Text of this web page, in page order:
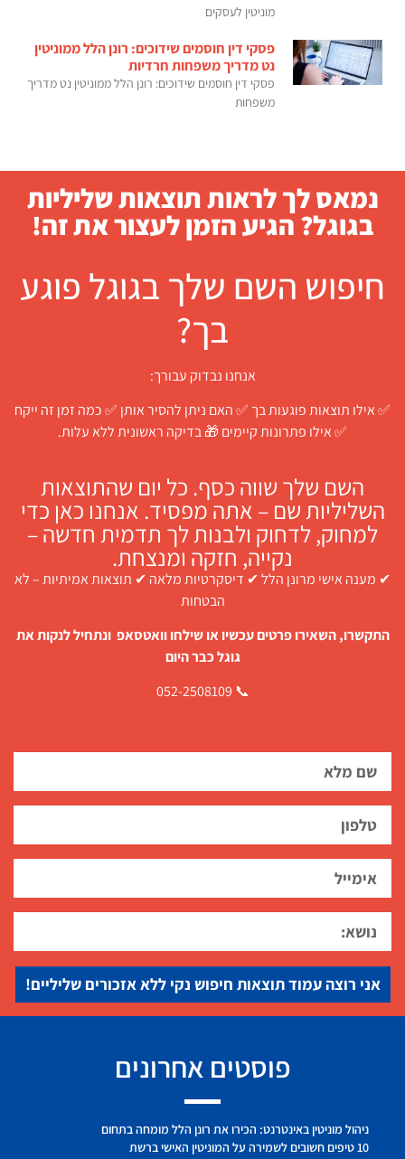
מוניטין לעסקים
פסקי דין חוסמים שידוכים: רונן הלל ממוניטין
נט מדריך משפחות חרדיות
פסקי דין חוסמים שידוכים: רונן הלל ממוניטין נט מדריך
משפחות
נמאס לך לראות תוצאות שליליות
בגוגל? הגיע הזמן לעצור את זה!
חיפוש השם שלך בגוגל פוגע
בך?
אנחנו נבדוק עבורך:
✅ אילו תוצאות פוגעות בך ✅ האם ניתן להסיר אותן ✅ כמה זמן זה ייקח
✅ אילו פתרונות קיימים 🎁 בדיקה ראשונית ללא עלות.
השם שלך שווה כסף. כל יום שהתוצאות
השליליות שם – אתה מפסיד. אנחנו כאן כדי
למחוק, לדחוק ולבנות לך תדמית חדשה –
נקייה, חזקה ומנצחת.
✔ מענה אישי מרונן הלל ✔ דיסקרטיות מלאה ✔ תוצאות אמיתיות – לא
הבטחות
התקשרו, השאירו פרטים עכשיו או שילחו וואטסאפ ונתחיל לנקות את
גוגל כבר היום
📞 052-2508109
אני רוצה עמוד תוצאות חיפוש נקי ללא אזכורים שליליים!
פוסטים אחרונים
ניהול מוניטין באינטרנט: הכירו את רונן הלל מומחה בתחום
10 טיפים חשובים לשמירה על המוניטין האישי ברשת